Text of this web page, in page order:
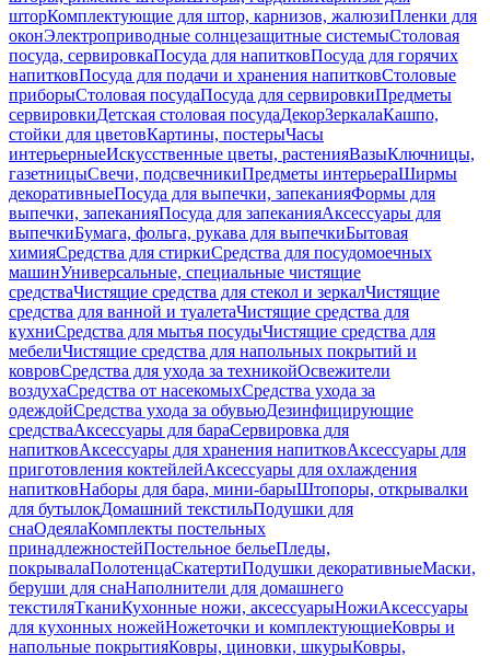
шторКомплектующие для штор, карнизов, жалюзиПленки для
оконЭлектроприводные солнцезащитные системыСтоловая
посуда, сервировкаПосуда для напитковПосуда для горячих
напитковПосуда для подачи и хранения напитковСтоловые
приборыСтоловая посудаПосуда для сервировкиПредметы
сервировкиДетская столовая посудаДекорЗеркалаКашпо,
стойки для цветовКартины, постерыЧасы
интерьерныеИскусственные цветы, растенияВазыКлючницы,
газетницыСвечи, подсвечникиПредметы интерьераШирмы
декоративныеПосуда для выпечки, запеканияФормы для
выпечки, запеканияПосуда для запеканияАксессуары для
выпечкиБумага, фольга, рукава для выпечкиБытовая
химияСредства для стиркиСредства для посудомоечных
машинУниверсальные, специальные чистящие
средстваЧистящие средства для стекол и зеркалЧистящие
средства для ванной и туалетаЧистящие средства для
кухниСредства для мытья посудыЧистящие средства для
мебелиЧистящие средства для напольных покрытий и
ковровСредства для ухода за техникойОсвежители
воздухаСредства от насекомыхСредства ухода за
одеждойСредства ухода за обувьюДезинфицирующие
средстваАксессуары для бараСервировка для
напитковАксессуары для хранения напитковАксессуары для
приготовления коктейлейАксессуары для охлаждения
напитковНаборы для бара, мини-барыШтопоры, открывалки
для бутылокДомашний текстильПодушки для
снаОдеялаКомплекты постельных
принадлежностейПостельное бельеПледы,
покрывалаПолотенцаСкатертиПодушки декоративныеМаски,
беруши для снаНаполнители для домашнего
текстиляТканиКухонные ножи, аксессуарыНожиАксессуары
для кухонных ножейНожеточки и комплектующиеКовры и
напольные покрытияКовры, циновки, шкурыКовры,